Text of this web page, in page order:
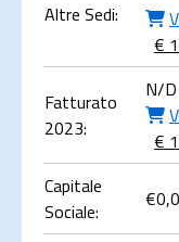
Altre Sedi:
€
Fatturato
2023:
N/D
€
Capitale
Sociale:
€